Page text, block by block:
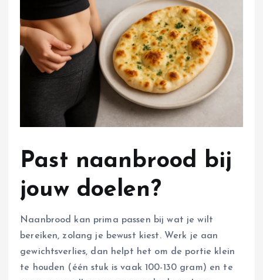
Past naanbrood bij
jouw doelen?
Naanbrood kan prima passen bij wat je wilt
bereiken, zolang je bewust kiest. Werk je aan
gewichtsverlies, dan helpt het om de portie klein
te houden (één stuk is vaak 100-130 gram) en te